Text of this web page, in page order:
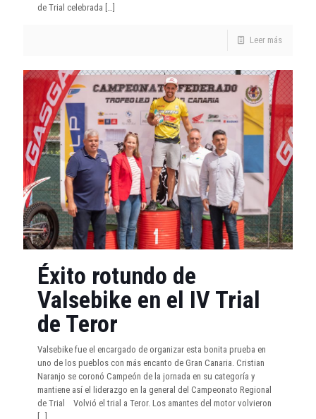
de Trial celebrada
Leer más
Éxito rotundo de
Valsebike en el IV Trial
de Teror
Valsebike fue el encargado de organizar esta bonita prueba en
uno de los pueblos con más encanto de Gran Canaria. Cristian
Naranjo se coronó Campeón de la jornada en su categoría y
mantiene así el liderazgo en la general del Campeonato Regional
de Trial Volvió el trial a Teror. Los amantes del motor volvieron
[…]